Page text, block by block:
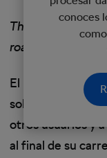
conoces
The Bath Road
roads.
El RTTC se dio
solitario la
otros usuarios y
al final de su